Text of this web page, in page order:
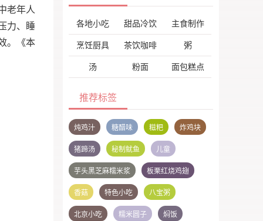
老年人
力、睡
。《本
各地小吃 甜品冷饮 主食制作
烹饪厨具 茶饮咖啡 粥
汤 粉面 面包糕点
推荐标签
炖鸡汁 糖醋味 糍粑 炸鸡块
猪蹄汤 秘制鱿鱼 儿童
芋头黑芝麻糯米浆 板栗红烧鸡翅
香菇 特色小吃 八宝粥
北京小吃 糯米圆子 焖饭